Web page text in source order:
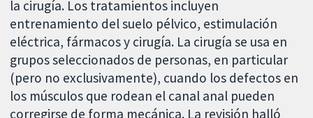
la cirugía. Los tratamientos incluyen
entrenamiento del suelo pélvico, estimulación
eléctrica, fármacos y cirugía. La cirugía se usa en
grupos seleccionados de personas, en particular
(pero no exclusivamente), cuando los defectos en
los músculos que rodean el canal anal pueden
corregirse de forma mecánica. La revisión halló